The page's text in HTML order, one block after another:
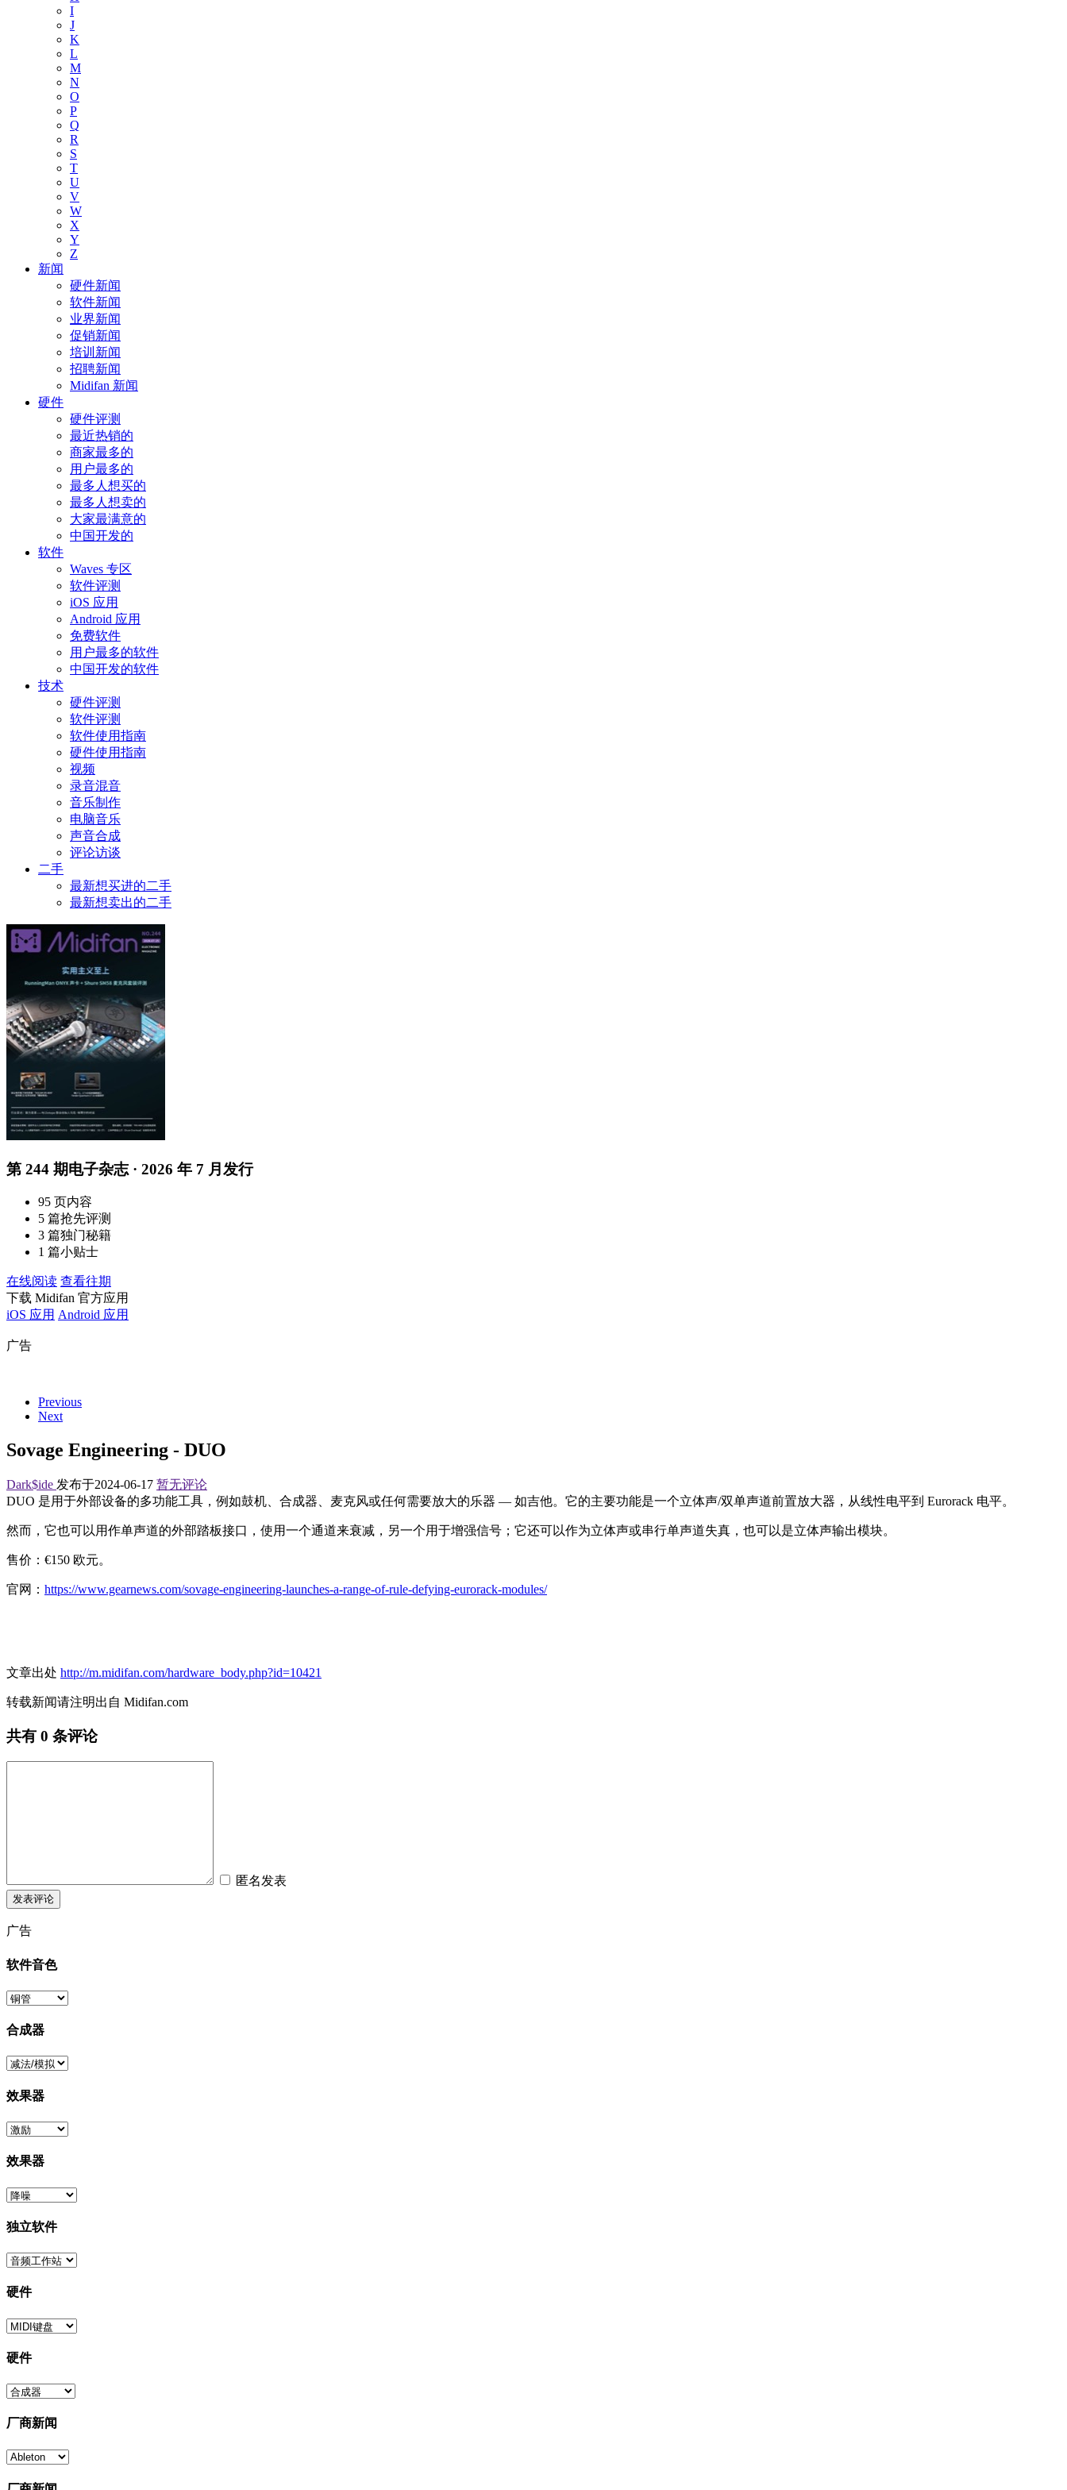
I
J
K
L
M
N
O
P
Q
R
S
T
U
V
W
X
Y
Z
新闻
硬件新闻
软件新闻
业界新闻
促销新闻
培训新闻
招聘新闻
Midifan 新闻
硬件
硬件评测
最近热销的
商家最多的
用户最多的
最多人想买的
最多人想卖的
大家最满意的
中国开发的
软件
Waves 专区
软件评测
iOS 应用
Android 应用
免费软件
用户最多的软件
中国开发的软件
技术
硬件评测
软件评测
软件使用指南
硬件使用指南
视频
录音混音
音乐制作
电脑音乐
声音合成
评论访谈
二手
最新想买进的二手
最新想卖出的二手
第 244 期电子杂志 · 2026 年 7 月发行
95 页内容
5 篇抢先评测
3 篇独门秘籍
1 篇小贴士
在线阅读 查看往期
下载 Midifan 官方应用
iOS 应用 Android 应用
广告
Previous
Next
Sovage Engineering - DUO
Dark$ide 发布于2024-06-17 暂无评论
DUO 是用于外部设备的多功能工具，例如鼓机、合成器、麦克风或任何需要放大的乐器 — 如吉他。它的主要功能是一个立体声/双单声道前置放大器，从线性电平到 Eurorack 电平。
然而，它也可以用作单声道的外部踏板接口，使用一个通道来衰减，另一个用于增强信号；它还可以作为立体声或串行单声道失真，也可以是立体声输出模块。
售价：€150 欧元。
官网： https://www.gearnews.com/sovage-engineering-launches-a-range-of-rule-defying-eurorack-modules/
文章出处 http://m.midifan.com/hardware_body.php?id=10421
转载新闻请注明出自 Midifan.com
共有 0 条评论
匿名发表
广告
软件音色
合成器
效果器
效果器
独立软件
硬件
硬件
厂商新闻